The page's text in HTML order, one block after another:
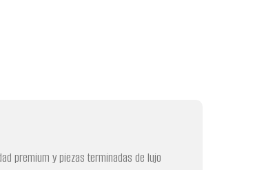
premium y piezas terminadas de lujo